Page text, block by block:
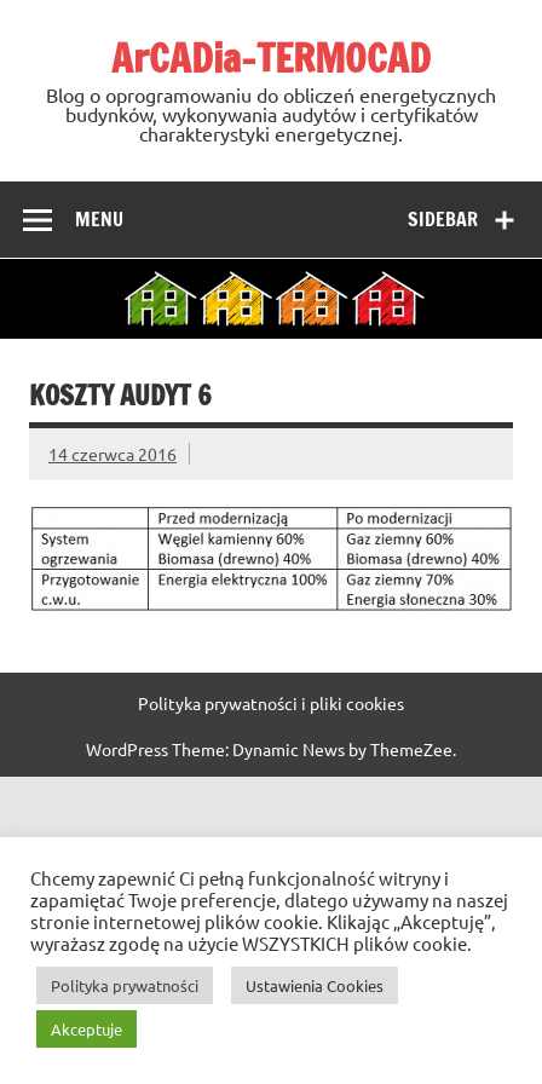
ArCADia-TERMOCAD
Blog o oprogramowaniu do obliczeń energetycznych
budynków, wykonywania audytów i certyfikatów
charakterystyki energetycznej.
SIDEBAR
MENU
KOSZTY AUDYT 6
14 czerwca 2016
Polityka prywatności i pliki cookies
WordPress Theme: Dynamic News by ThemeZee.
Chcemy zapewnić Ci pełną funkcjonalność witryny i
zapamiętać Twoje preferencje, dlatego używamy na naszej
stronie internetowej plików cookie. Klikając „Akceptuję”,
wyrażasz zgodę na użycie WSZYSTKICH plików cookie.
Polityka prywatności Ustawienia Cookies
Akceptuje